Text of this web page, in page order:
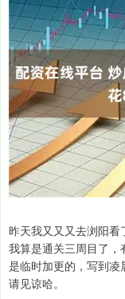
昨天我又又又去浏阳看
我算是通关三周目了
是临时加更的，写到凌
请见谅哈。